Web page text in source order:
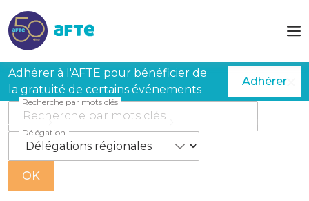
Adhérer à l'AFTE pour bénéficier de
la gratuité de certains événements
Adhérer
Accueil Espace documentaire
Recherche par mots clés
Délégation